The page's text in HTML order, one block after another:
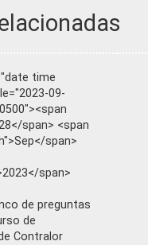
time
09-
span> <span
span>
span>
de preguntas
de
Contralor